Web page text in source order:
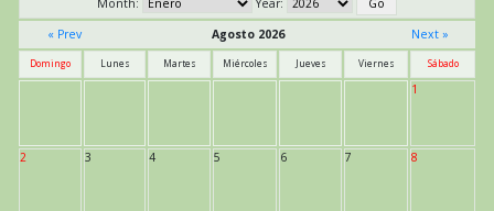
Month:
Year:
« Prev
Agosto 2026 Next »
Domingo Lunes Martes Miércoles Jueves Viernes Sábado
1
2 3 4 5 6 7 8